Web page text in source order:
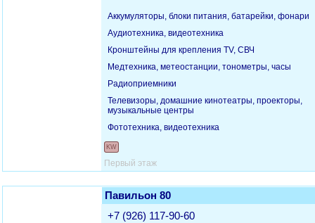
Аккумуляторы, блоки питания, батарейки, фонари
Аудиотехника, видеотехника
Кронштейны для крепления TV, СВЧ
Медтехника, метеостанции, тонометры, часы
Радиоприемники
Телевизоры, домашние кинотеатры, проекторы,
музыкальные центры
Фототехника, видеотехника
KW
Первый этаж
Павильон 80
+7 (926) 117-90-60